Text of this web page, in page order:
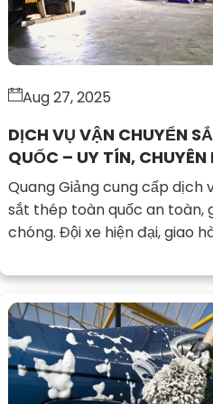
Aug 27, 2025
DỊCH VỤ VẬN CHUYỂN
QUỐC – UY TÍN,
KIỆM
Quang Giảng cung cấp dịch
sắt thép toàn quốc an toàn,
chóng. Đội xe hiện đại, giao